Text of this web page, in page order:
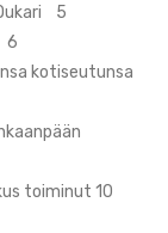
5
6
kotiseutunsa
toiminut 10